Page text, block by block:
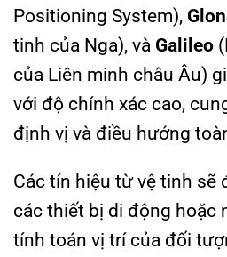
Positioning System),
tinh của Nga), và Galileo
của Liên minh châu Âu)
với độ chính xác cao,
định vị và điều hướng
Các tín hiệu từ vệ tinh sẽ
các thiết bị di động hoặc
tính toán vị trí của đối